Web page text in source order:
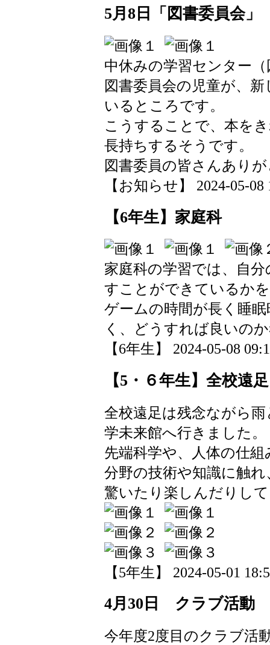
5月8日「図書委員会」
中休みの学習センター
図書委員会の児童が、
いるところです。
こうすることで、本を
長持ちするそうです。
図書委員の皆さんあり
【お知らせ】 2024-05-08
【6年生】家庭科
家庭科の学習では、自
すことができているか
ゲームの時間が長く睡
く、どうすれば良いの
【6年生】 2024-05-08
【5・６年生】全校遠足
全校遠足は残念ながら
学未来館へ行きました。
先端科学や、人体の仕
分野の技術や知識に触れ
驚いたり楽しんだりし
【5年生】 2024-05-01
4月30日 クラブ活動
今年度2度目のクラブ活